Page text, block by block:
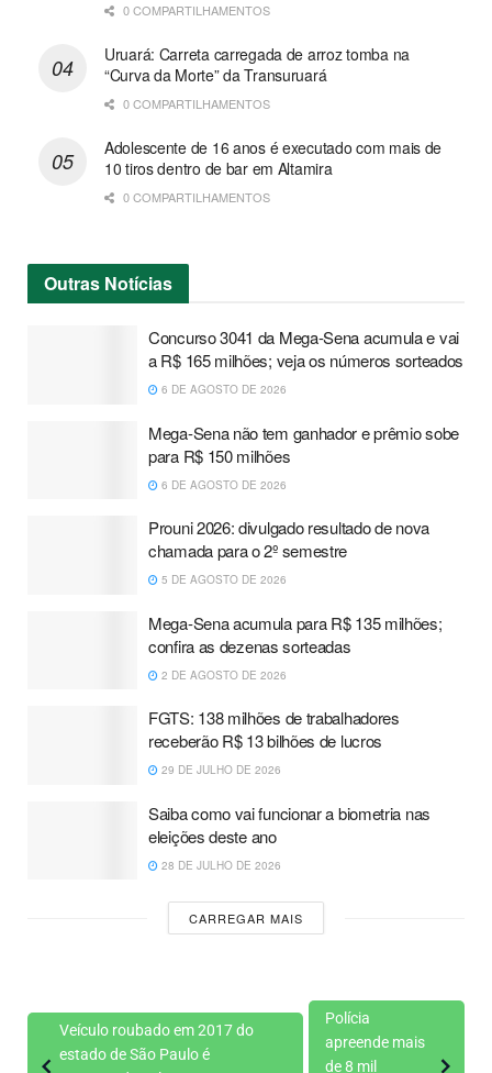
0 COMPARTILHAMENTOS
Uruará: Carreta carregada de arroz tomba na
“Curva da Morte” da Transuruará
0 COMPARTILHAMENTOS
Adolescente de 16 anos é executado com mais de
10 tiros dentro de bar em Altamira
0 COMPARTILHAMENTOS
Outras Notícias
Concurso 3041 da Mega-Sena acumula e vai
a R$ 165 milhões; veja os números sorteados
6 DE AGOSTO DE 2026
Mega-Sena não tem ganhador e prêmio sobe
para R$ 150 milhões
6 DE AGOSTO DE 2026
Prouni 2026: divulgado resultado de nova
chamada para o 2º semestre
5 DE AGOSTO DE 2026
Mega-Sena acumula para R$ 135 milhões;
confira as dezenas sorteadas
2 DE AGOSTO DE 2026
FGTS: 138 milhões de trabalhadores
receberão R$ 13 bilhões de lucros
29 DE JULHO DE 2026
Saiba como vai funcionar a biometria nas
eleições deste ano
28 DE JULHO DE 2026
CARREGAR MAIS
Veículo roubado em 2017 do
estado de São Paulo é
Polícia
apreende mais
de 8 mil